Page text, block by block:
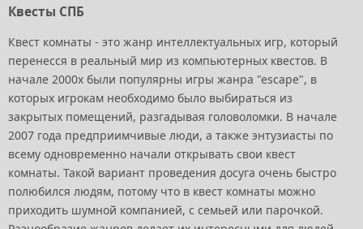
Квесты СПБ
Квест комнаты - это жанр интеллектуальных игр, который
перенесся в реальный мир из компьютерных квестов. В
начале 2000х были популярны игры жанра "еscape", в
которых игрокам необходимо было выбираться из
закрытых помещений, разгадывая головоломки. В начале
2007 года предприимчивые люди, а также энтузиасты по
всему одновременно начали открывать свои квест
комнаты. Такой вариант проведения досуга очень быстро
полюбился людям, потому что в квест комнаты можно
приходить шумной компанией, с семьей или парочкой.